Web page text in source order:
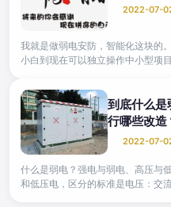
2022-07-
我就是做弱电安防，智能化这块的
小白到现在可以独立操作中小型项
到底什么是
行哪些改造
2022-07-
什么是弱电？强电与弱电、高压与
和低压电，区分的标准是电压：交